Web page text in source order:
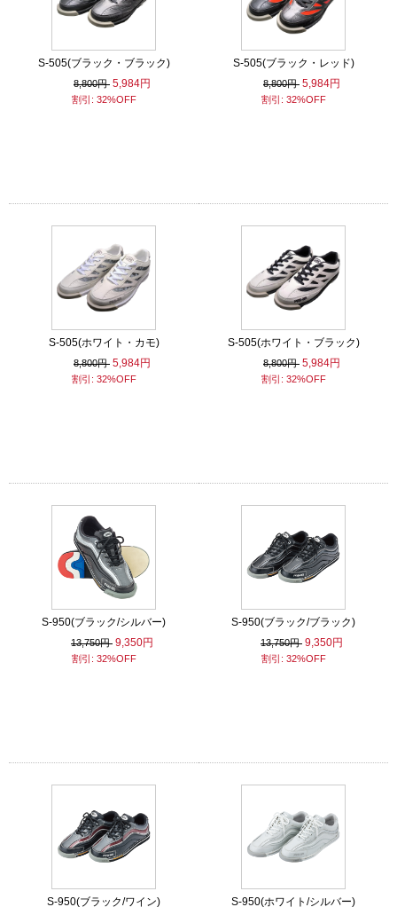
S-505(ブラック・ブラック)
8,800円 5,984円
割引: 32%OFF
S-505(ブラック・レッド)
8,800円 5,984円
割引: 32%OFF
S-505(ホワイト・カモ)
8,800円 5,984円
割引: 32%OFF
S-505(ホワイト・ブラック)
8,800円 5,984円
割引: 32%OFF
S-950(ブラック/シルバー)
13,750円 9,350円
割引: 32%OFF
S-950(ブラック/ブラック)
13,750円 9,350円
割引: 32%OFF
S-950(ブラック/ワイン) S-950(ホワイト/シルバー)